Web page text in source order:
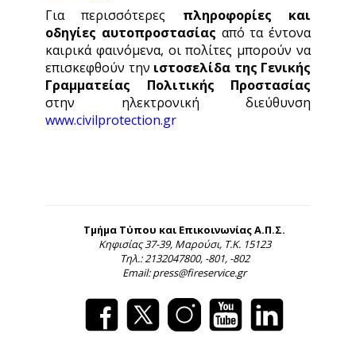
Για περισσότερες πληροφορίες και
οδηγίες αυτοπροστασίας από τα έντονα
καιρικά φαινόμενα, οι πολίτες μπορούν να
επισκεφθούν την ιστοσελίδα της Γενικής
Γραμματείας Πολιτικής Προστασίας
στην ηλεκτρονική διεύθυνση
www.civilprotection.gr
Τμήμα Τύπου και Επικοινωνίας Α.Π.Σ.
Κηφισίας 37-39, Μαρούσι, Τ.Κ. 15123
Τηλ.: 2132047800, -801, -802
Email: press@fireservice.gr